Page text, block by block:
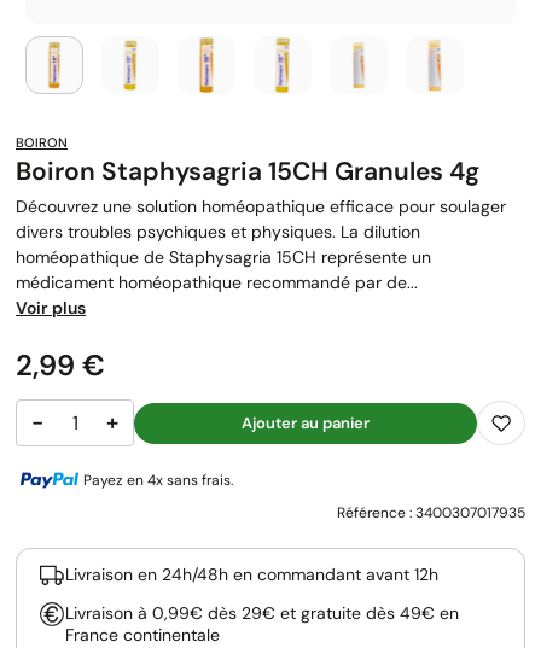
BOIRON
Boiron Staphysagria 15CH Granules 4g
Découvrez une solution homéopathique efficace pour soulager
divers troubles psychiques et physiques. La dilution
homéopathique de Staphysagria 15CH représente un
médicament homéopathique recommandé par de...
Voir plus
Prix
2,99 €
− + Ajouter au panier
Payez en 4x sans frais.
Référence :3400307017935
Livraison en 24h/48h en commandant avant 12h
Livraison à 0,99€ dès 29€ et gratuite dès 49€ en
France continentale